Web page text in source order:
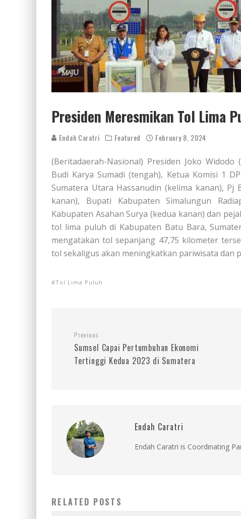
Presiden Meresmikan Tol Lima
Endah Caratri Featured February 8, 2024
(Beritadaerah-Nasional) Presiden Joko
Budi Karya Sumadi (tengah), Ketua Komisi 1
Sumatera Utara Hassanudin (kelima kanan),
kanan), Bupati Kabupaten Simalungun
Kabupaten Asahan Surya (kedua kanan) dan
tol lima puluh di Kabupaten Batu Bara,
mengatakan tol sepanjang 47,75 kilometer
tol sekaligus akan meningkatkan pariwisata dan
Tol Lima Puluh
Previous
Sumsel Capai Pertumbuhan Ekonomi
Tertinggi Kedua 2023 di Sumatera
Endah Caratri
Endah Caratri is Coordinating
RELATED POSTS